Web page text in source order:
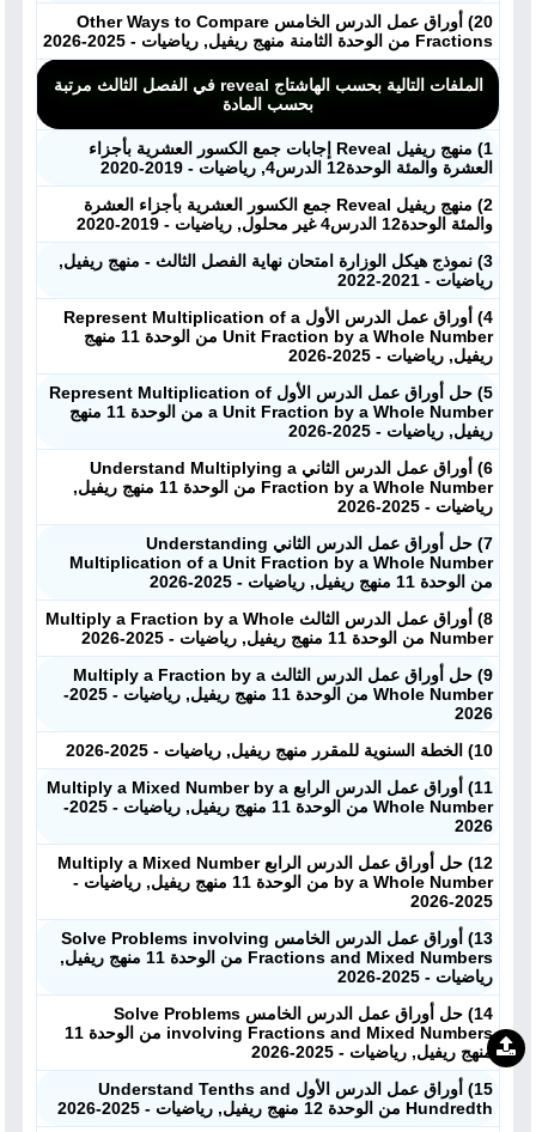
20) أوراق عمل الدرس الخامس Other Ways to Compare
Fractions من الوحدة الثامنة منهج ريفيل, رياضيات - 2025-2026
الملفات التالية بحسب الهاشتاج reveal في الفصل الثالث مرتبة
بحسب المادة
1) منهج ريفيل Reveal إجابات جمع الكسور العشرية بأجزاء
العشرة والمئة الوحدة12 الدرس4, رياضيات - 2019-2020
2) منهج ريفيل Reveal جمع الكسور العشرية بأجزاء العشرة
والمئة الوحدة12 الدرس4 غير محلول, رياضيات - 2019-2020
3) نموذج هيكل الوزارة امتحان نهاية الفصل الثالث - منهج ريفيل,
رياضيات - 2021-2022
4) أوراق عمل الدرس الأول Represent Multiplication of a
Unit Fraction by a Whole Number من الوحدة 11 منهج
ريفيل, رياضيات - 2025-2026
5) حل أوراق عمل الدرس الأول Represent Multiplication of
a Unit Fraction by a Whole Number من الوحدة 11 منهج
ريفيل, رياضيات - 2025-2026
6) أوراق عمل الدرس الثاني Understand Multiplying a
Fraction by a Whole Number من الوحدة 11 منهج ريفيل,
رياضيات - 2025-2026
7) حل أوراق عمل الدرس الثاني Understanding
Multiplication of a Unit Fraction by a Whole Number
من الوحدة 11 منهج ريفيل, رياضيات - 2025-2026
8) أوراق عمل الدرس الثالث Multiply a Fraction by a Whole
Number من الوحدة 11 منهج ريفيل, رياضيات - 2025-2026
9) حل أوراق عمل الدرس الثالث Multiply a Fraction by a
Whole Number من الوحدة 11 منهج ريفيل, رياضيات - 2025-
2026
10) الخطة السنوية للمقرر منهج ريفيل, رياضيات - 2025-2026
11) أوراق عمل الدرس الرابع Multiply a Mixed Number by a
Whole Number من الوحدة 11 منهج ريفيل, رياضيات - 2025-
2026
12) حل أوراق عمل الدرس الرابع Multiply a Mixed Number
by a Whole Number من الوحدة 11 منهج ريفيل, رياضيات -
2025-2026
13) أوراق عمل الدرس الخامس Solve Problems involving
Fractions and Mixed Numbers من الوحدة 11 منهج ريفيل,
رياضيات - 2025-2026
14) حل أوراق عمل الدرس الخامس Solve Problems
involving Fractions and Mixed Numbers من الوحدة 11
منهج ريفيل, رياضيات - 2025-2026
15) أوراق عمل الدرس الأول Understand Tenths and
Hundredth من الوحدة 12 منهج ريفيل, رياضيات - 2025-2026